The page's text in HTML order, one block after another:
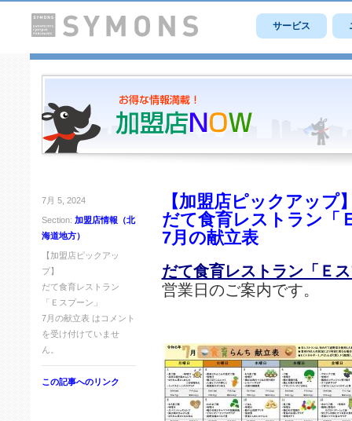
サービス
7月 5, 2024
Section: 加盟店情報（北
海道地方）
【加盟店ピックアッ
プ】
だて食育レストラン
「Ｅスプーン」
7月の献立表 は コメント
を受け付けていませ
ん。
この記事へのリンク
【加盟店ピックアップ
だて食育レストラン「
7月の献立表
だて食育レストラン「Ｅ
営業日のご案内です。